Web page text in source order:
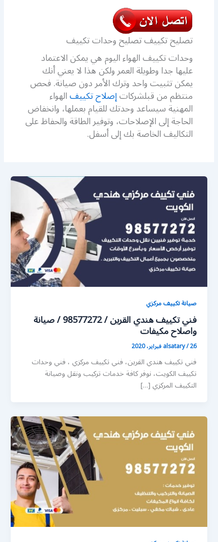
تصليح تكييف تصليح وحدات تكييف
وحدات تكييف الهواء اليوم هي يمكن الاعتماد
عليها جدا وطويلة العمر ولكن هذا لا يعني أنك
يمكن تثبيت واحد وترك الأمر دون صيانة. فحص
منتظم من قبلشركاتإصلاح تكييفالهواء
المهنية سيساعد وحدتك للقيام بعملها، وانخفاض
الحاجة إلى الإصلاحات، وتوفير الطاقة والحفاظ على
التكاليف الخاصة بك إلى أسفل.
صيانة تكييف مركزي
فني تكييف هندي القرين / 98577272 / صيانة
واصلاح مكيفات
alsatary/26 فبراير، 2020
فني تكييف هندي القرين، فني تكييف مركزي ، فني وحدات
تكييف الكويت، نوفر كافة خدمات تركيب ونقل وصيانة
التكييف المركزي […]